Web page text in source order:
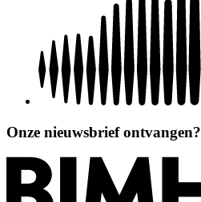
Onze nieuwsbrief ontvangen?